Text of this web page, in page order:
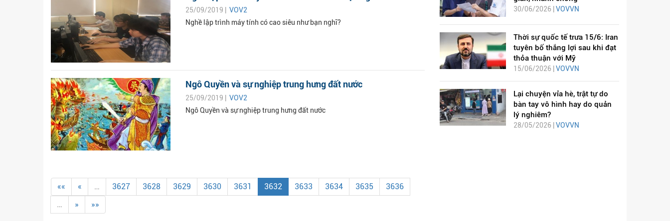
25/09/2019 | VOV2
Nghề lập trình máy tính có cao siêu như bạn nghĩ?
Ngô Quyền và sự nghiệp trung hưng đất nước
25/09/2019 | VOV2
Ngô Quyền và sự nghiệp trung hưng đất nước
«« « … 3627 3628 3629 3630 3631 3632 3633 3634 3635
3636
…
» »»
30/06/2026 | VOVVN
Thời sự quốc tế trưa 15/6: Iran
tuyên bố thắng lợi sau khi đạt
thỏa thuận với Mỹ
15/06/2026 |VOVVN
Lại chuyện vỉa hè, trật tự do
bàn tay vô hình hay do quản
lý nghiêm?
28/05/2026 |VOVVN